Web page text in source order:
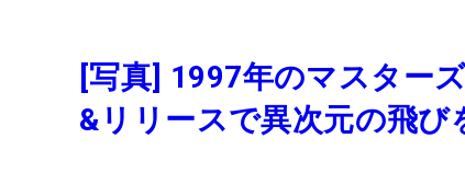
[写真] 1997年のマスター
&リリースで異次元の飛び